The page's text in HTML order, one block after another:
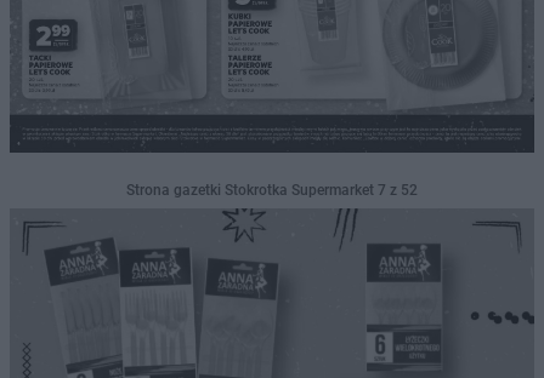
Strona gazetki Stokrotka Supermarket 7 z 52